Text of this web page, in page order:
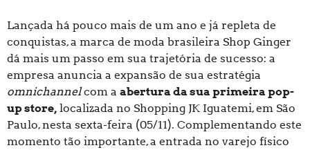
Lançada há pouco mais de um ano e já repleta de
conquistas, a marca de moda brasileira Shop Ginger
dá mais um passo em sua trajetória de sucesso: a
empresa anuncia a expansão de sua estratégia
omnichannelcom a abertura da sua primeira pop-
up store, localizada no Shopping JK Iguatemi, em São
Paulo, nesta sexta-feira (05/11). Complementando este
momento tão importante, a entrada no varejo físico